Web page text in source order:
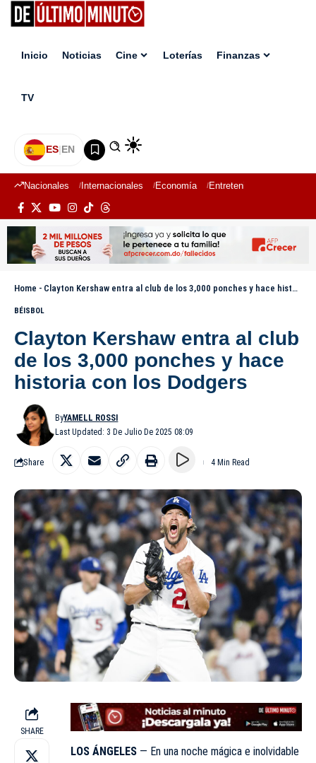
Inicio Noticias Cine Loterías Finanzas
TV
ES|EN
Nacionales Internacionales Economía Entretenimiento
Home - Clayton Kershaw entra al club de los 3,000 ponches y hace historia con los Dodgers
BÉISBOL
Clayton Kershaw entra al club
de los 3,000 ponches y hace
historia con los Dodgers
Last Updated: 3 De Julio De 2025 08:09
ByYAMELL ROSSI
Share 4 Min Read
SHARE
LOS ÁNGELES — En una noche mágica e inolvidable